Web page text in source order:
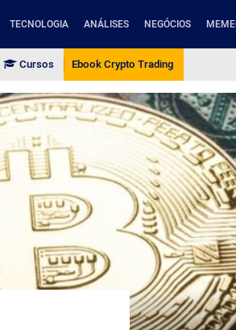
TECNOLOGIA ANÁLISES NEGÓCIOS
Cursos Ebook Crypto Trading